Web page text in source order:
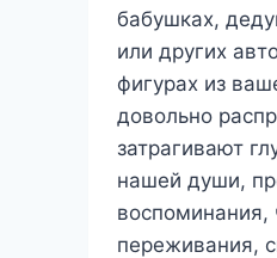
бабушках,
или других
фигурах из
довольно
затрагивают
нашей души,
воспоминания,
переживания,